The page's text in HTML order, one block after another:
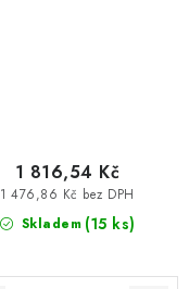
Skladem (15 ks)
1 476,86 Kč bez DPH
1 816,54 Kč